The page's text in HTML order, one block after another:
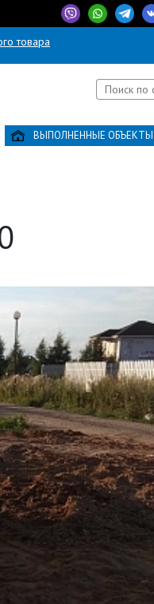
товара
ВЫПОЛНЕННЫЕ ОБЪЕКТЫ